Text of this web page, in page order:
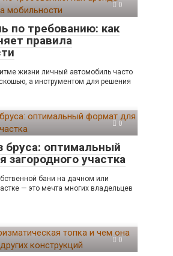
0
по требованию: как
правила
жизни личный автомобиль часто
а инструментом для решения
0
бруса: оптимальный
загородного участка
бани на дачном или
— это мечта многих владельцев
0